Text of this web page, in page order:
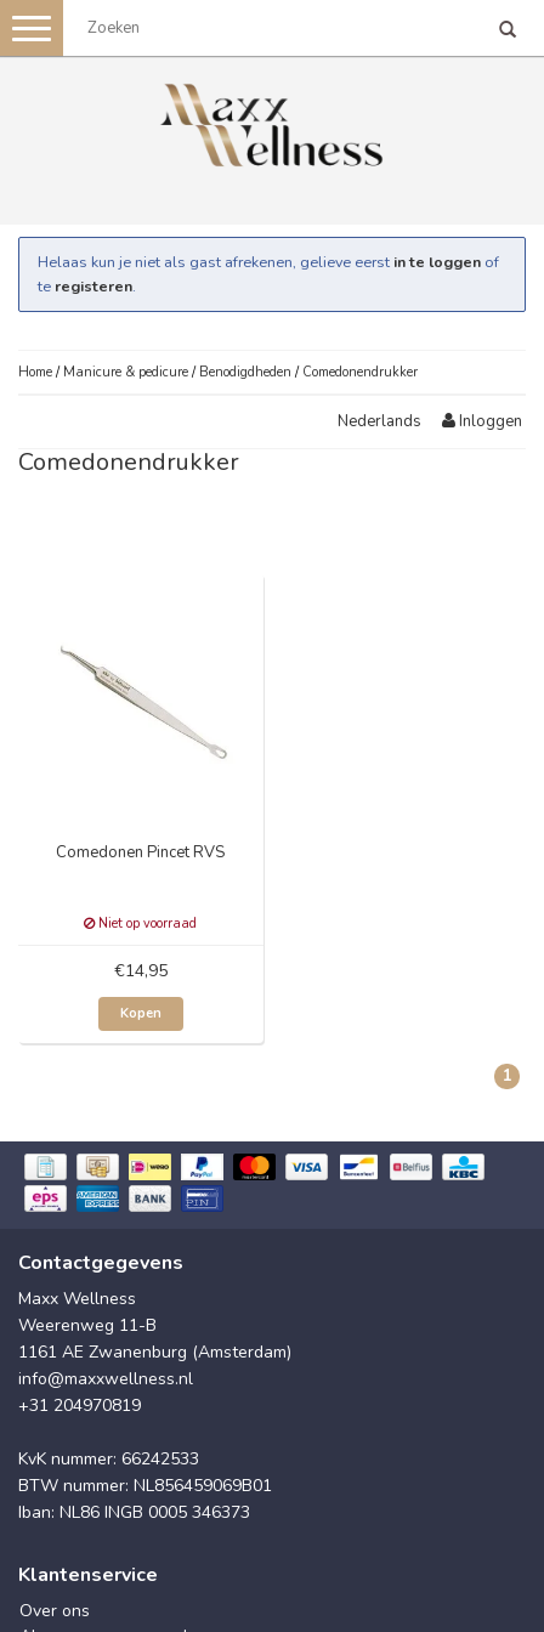
Toggle
navigation
Helaas kun je niet als gast afrekenen, gelieve eerst in te loggen of
te registeren.
Home / Manicure & pedicure / Benodigdheden / Comedonendrukker
Nederlands Inloggen
Comedonendrukker
Comedonen Pincet RVS
Niet op voorraad
€14,95
Kopen
1
Contactgegevens
Maxx Wellness
Weerenweg 11-B
1161 AE Zwanenburg (Amsterdam)
info@maxxwellness.nl
+31 204970819
KvK nummer: 66242533
BTW nummer: NL856459069B01
Iban: NL86 INGB 0005 346373
Klantenservice
Over ons